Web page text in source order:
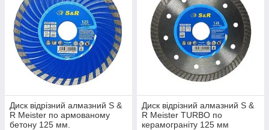
Диск відрізний алмазний S &
R Meister по армованому
бетону 125 мм.
Диск відрізний алмазний S &
R Meister TURBO по
керамограніту 125 мм